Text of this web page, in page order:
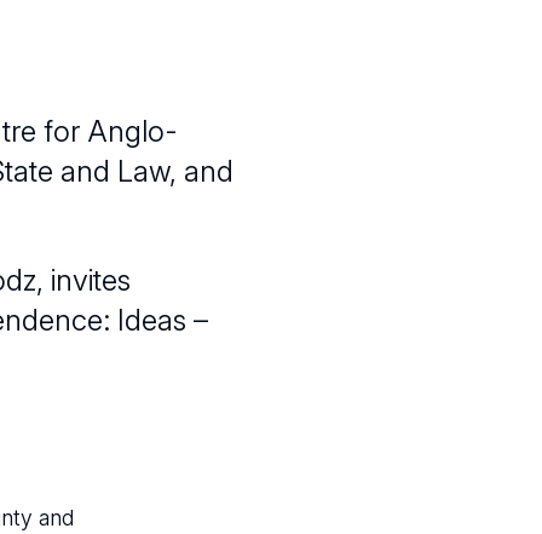
for Anglo-
and Law, and
invites
Ideas –
and